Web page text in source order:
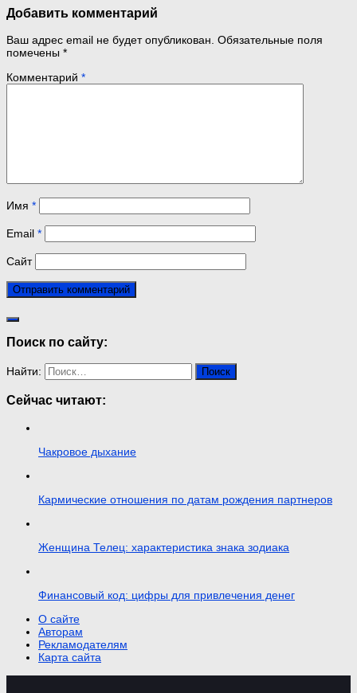
Добавить комментарий
Ваш адрес email не будет опубликован. Обязательные поля
помечены *
Комментарий *
Имя *
Email *
Сайт
Поиск по сайту:
Найти:
Сейчас читают:
Чакровое дыхание
Кармические отношения по датам рождения партнеров
Женщина Телец: характеристика знака зодиака
Финансовый код: цифры для привлечения денег
О сайте
Авторам
Рекламодателям
Карта сайта